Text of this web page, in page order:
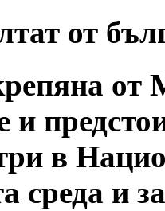
от
от
и
в
среда и